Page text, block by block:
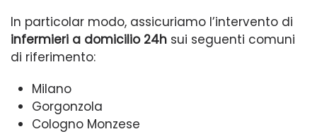
In particolar modo, assicuriamo l’intervento di
infermieri a domicilio 24h sui seguenti comuni
di riferimento:
Milano
Gorgonzola
Cologno Monzese